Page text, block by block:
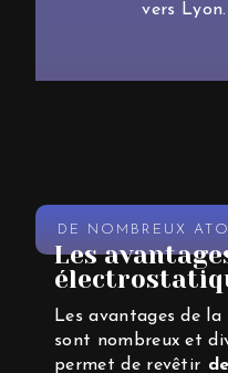
vers Lyon.
DE NOMBREUX
Les
Les avantages de
sont nombreux et
permet de revêtir